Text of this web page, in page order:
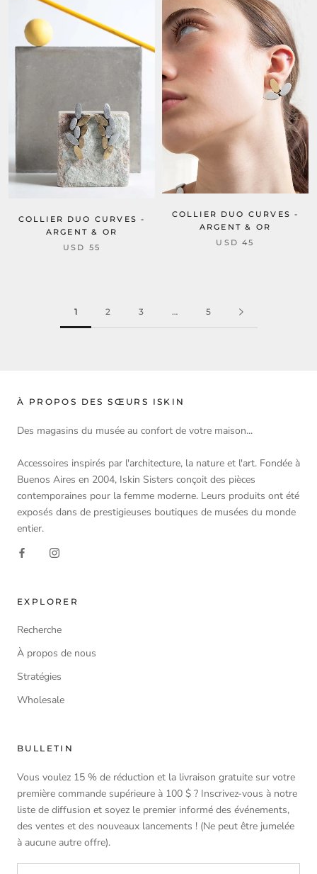
COLLIER DUO CURVES -
ARGENT & OR
USD 55
COLLIER DUO CURVES -
ARGENT & OR
USD 45
1 2 3 … 5
À PROPOS DES SŒURS ISKIN
Des magasins du musée au confort de votre maison...
Accessoires inspirés par l'architecture, la nature et l'art. Fondée à
Buenos Aires en 2004, Iskin Sisters conçoit des pièces
contemporaines pour la femme moderne. Leurs produits ont été
exposés dans de prestigieuses boutiques de musées du monde
entier.
EXPLORER
Recherche
À propos de nous
Stratégies
Wholesale
BULLETIN
Vous voulez 15 % de réduction et la livraison gratuite sur votre
première commande supérieure à 100 $ ? Inscrivez-vous à notre
liste de diffusion et soyez le premier informé des événements,
des ventes et des nouveaux lancements ! (Ne peut être jumelée
à aucune autre offre).